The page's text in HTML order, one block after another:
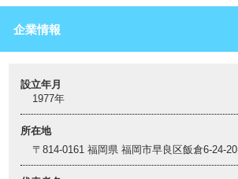
企業情報
設立年月
1977年
所在地
〒814-0161 福岡県 福岡市早良区飯倉6-24-20